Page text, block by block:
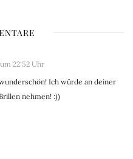
22:52 Uhr
Ich würde an deiner
nehmen! :))